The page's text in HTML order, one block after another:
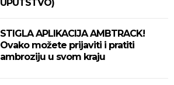
UPUTSTVO)
STIGLA APLIKACIJA AMBTRACK!
Ovako možete prijaviti i pratiti
ambroziju u svom kraju